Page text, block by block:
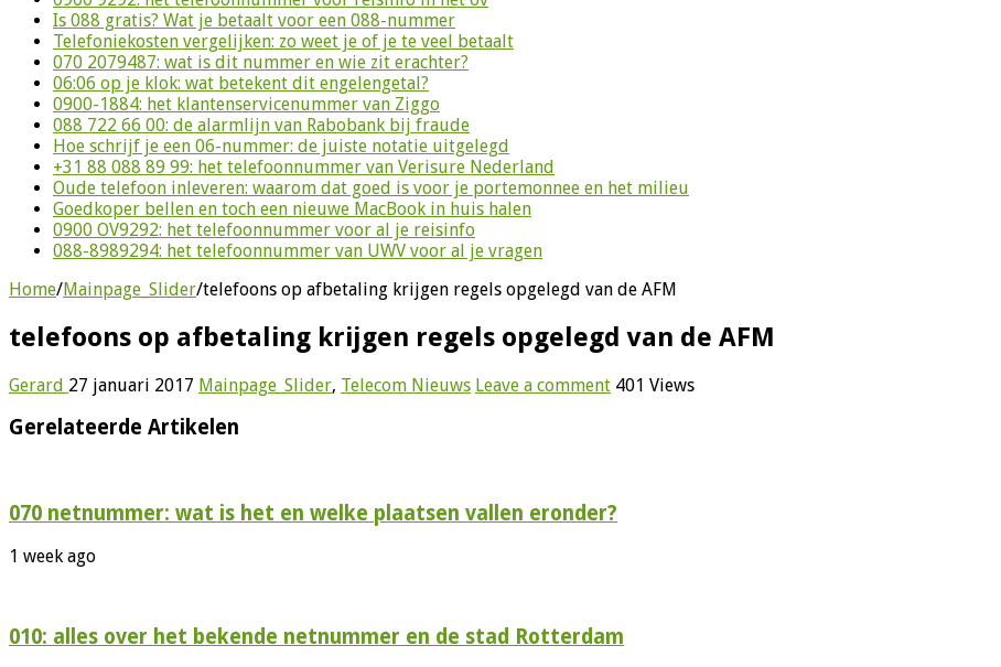
Is 088 gratis? Wat je betaalt voor een 088-nummer
Telefoniekosten vergelijken: zo weet je of je te veel betaalt
070 2079487: wat is dit nummer en wie zit erachter?
06:06 op je klok: wat betekent dit engelengetal?
0900-1884: het klantenservicenummer van Ziggo
088 722 66 00: de alarmlijn van Rabobank bij fraude
Hoe schrijf je een 06-nummer: de juiste notatie uitgelegd
+31 88 088 89 99: het telefoonnummer van Verisure Nederland
Oude telefoon inleveren: waarom dat goed is voor je portemonnee en het milieu
Goedkoper bellen en toch een nieuwe MacBook in huis halen
0900 OV9292: het telefoonnummer voor al je reisinfo
088-8989294: het telefoonnummer van UWV voor al je vragen
Home/Mainpage_Slider/telefoons op afbetaling krijgen regels opgelegd van de AFM
telefoons op afbetaling krijgen regels opgelegd van de AFM
Gerard 27 januari 2017 Mainpage_Slider, Telecom Nieuws Leave a comment 401 Views
Gerelateerde Artikelen
070 netnummer: wat is het en welke plaatsen vallen eronder?
1 week ago
010: alles over het bekende netnummer en de stad Rotterdam